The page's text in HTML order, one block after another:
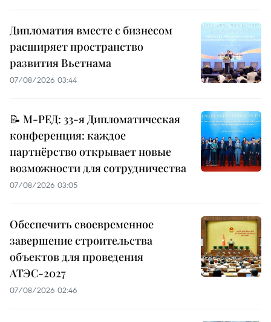
Дипломатия вместе с бизнесом
расширяет пространство
развития Вьетнама
07/08/2026 03:44
📝 М-РЕД: 33-я Дипломатическая
конференция: каждое
партнёрство открывает новые
возможности для сотрудничества
07/08/2026 03:05
Обеспечить своевременное
завершение строительства
объектов для проведения
АТЭС-2027
07/08/2026 02:46